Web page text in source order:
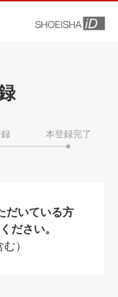
本登録完了
だいている方
ださい。
）